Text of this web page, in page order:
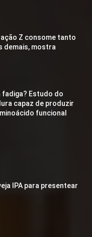
Z consome tanto
demais, mostra
fadiga? Estudo do
capaz de produzir
funcional
IPA para presentear